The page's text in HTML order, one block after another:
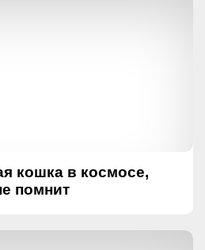
кошка в космосе,
помнит